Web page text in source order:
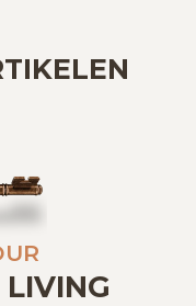
LIVING